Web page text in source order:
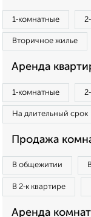
1‑комнатные
Вторичное жилье
Аренда
1‑комнатные
На длительный срок
Продажа
В общежитии
В 2‑к квартире
Аренда